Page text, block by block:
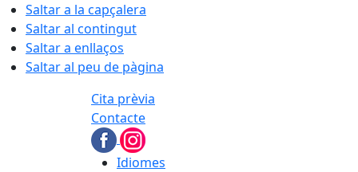
Saltar a la capçalera
Saltar al contingut
Saltar a enllaços
Saltar al peu de pàgina
Cita prèvia
Contacte
Idiomes